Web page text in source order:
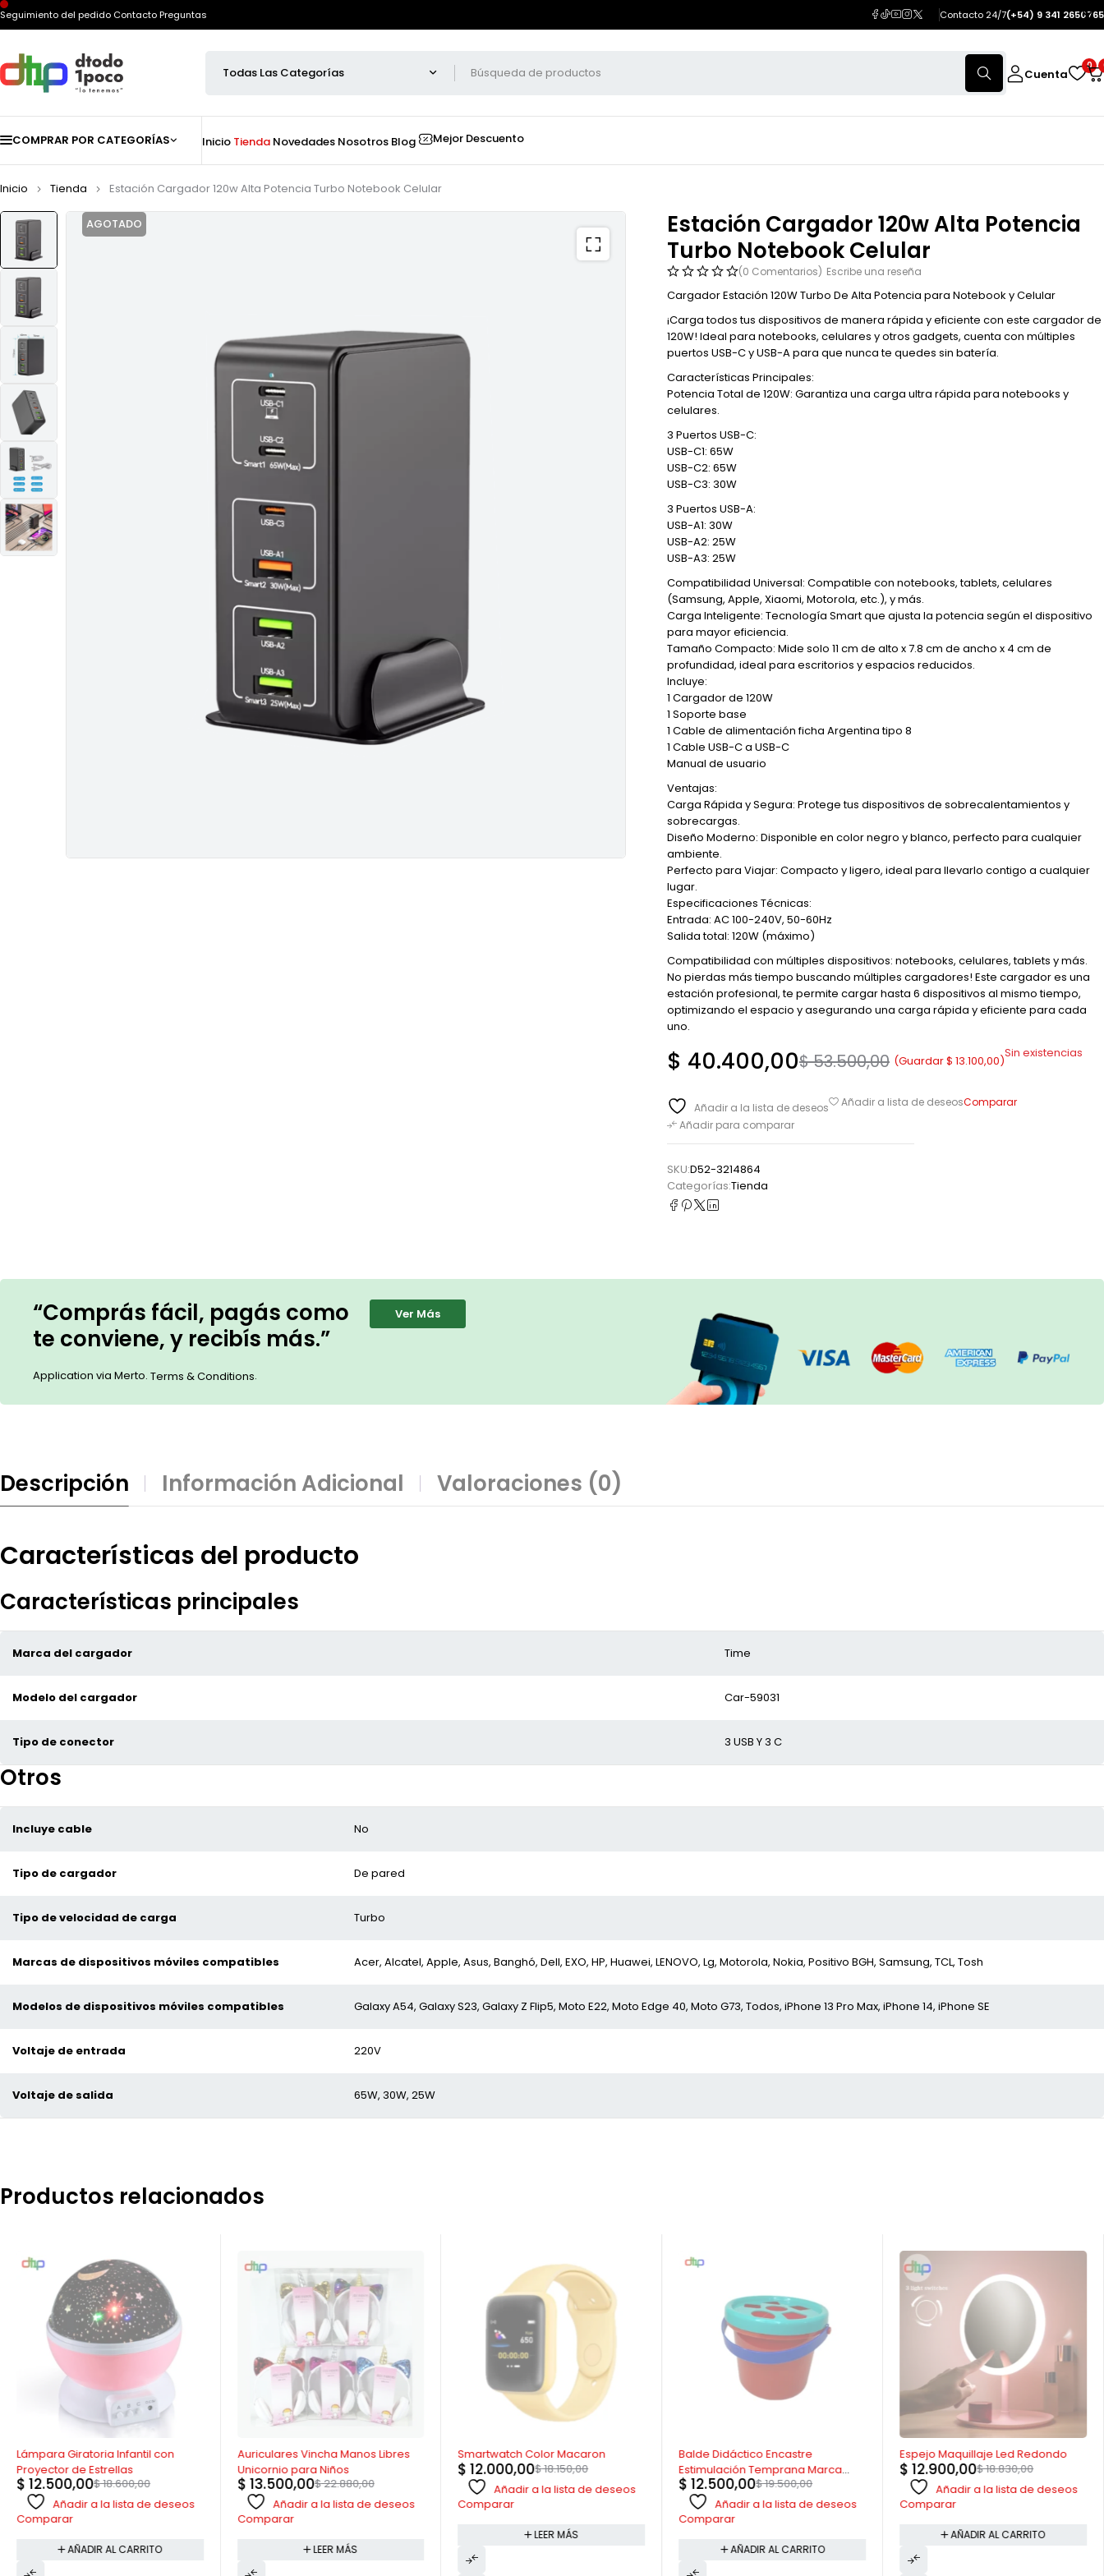
Seguimiento del pedido ContactoPreguntas Contacto 24/7(+54) 9 341 2650765
Cuenta
0
COMPRAR POR CATEGORÍAS Inicio Tienda Novedades Nosotros Blog Mejor Descuento
Inicio Tienda Estación Cargador 120w Alta Potencia Turbo Notebook Celular
AGOTADO
Estación Cargador 120w Alta Potencia
Turbo Notebook Celular
(0 Comentarios) Escribe una reseña
Cargador Estación 120W Turbo De Alta Potencia para Notebook y Celular
¡Carga todos tus dispositivos de manera rápida y eficiente con este cargador de
120W! Ideal para notebooks, celulares y otros gadgets, cuenta con múltiples
puertos USB-C y USB-A para que nunca te quedes sin batería.
Características Principales:
Potencia Total de 120W: Garantiza una carga ultra rápida para notebooks y
celulares.
3 Puertos USB-C:
USB-C1: 65W
USB-C2: 65W
USB-C3: 30W
3 Puertos USB-A:
USB-A1: 30W
USB-A2: 25W
USB-A3: 25W
Compatibilidad Universal: Compatible con notebooks, tablets, celulares
(Samsung, Apple, Xiaomi, Motorola, etc.), y más.
Carga Inteligente: Tecnología Smart que ajusta la potencia según el dispositivo
para mayor eficiencia.
Tamaño Compacto: Mide solo 11 cm de alto x 7.8 cm de ancho x 4 cm de
profundidad, ideal para escritorios y espacios reducidos.
Incluye:
1 Cargador de 120W
1 Soporte base
1 Cable de alimentación ficha Argentina tipo 8
1 Cable USB-C a USB-C
Manual de usuario
Ventajas:
Carga Rápida y Segura: Protege tus dispositivos de sobrecalentamientos y
sobrecargas.
Diseño Moderno: Disponible en color negro y blanco, perfecto para cualquier
ambiente.
Perfecto para Viajar: Compacto y ligero, ideal para llevarlo contigo a cualquier
lugar.
Especificaciones Técnicas:
Entrada: AC 100-240V, 50-60Hz
Salida total: 120W (máximo)
Compatibilidad con múltiples dispositivos: notebooks, celulares, tablets y más.
No pierdas más tiempo buscando múltiples cargadores! Este cargador es una
estación profesional, te permite cargar hasta 6 dispositivos al mismo tiempo,
optimizando el espacio y asegurando una carga rápida y eficiente para cada
uno.
$53.500,00
$ 40.400,00 (Guardar$ 13.100,00)
Sin existencias
Añadir a la lista de deseos Añadir a lista de deseosComparar
Añadir para comparar
SKU:D52-3214864
Categorías:Tienda
“Comprás fácil, pagás como
te conviene, y recibís más.”
Application via Merto. Terms & Conditions.
Ver Más
Descripción Información Adicional Valoraciones (0)
Características del producto
Características principales
Marca del cargador Time
Modelo del cargador Car-59031
Tipo de conector 3 USB Y 3 C
Otros
Incluye cable No
Tipo de cargador De pared
Tipo de velocidad de carga Turbo
Marcas de dispositivos móviles compatibles Acer, Alcatel, Apple, Asus, Banghó, Dell, EXO, HP, Huawei, LENOVO, Lg, Motorola, Nokia, Positivo BGH, Samsung, TCL, Tosh
Modelos de dispositivos móviles compatibles Galaxy A54, Galaxy S23, Galaxy Z Flip5, Moto E22, Moto Edge 40, Moto G73, Todos, iPhone 13 Pro Max, iPhone 14, iPhone SE
Voltaje de entrada 220V
Voltaje de salida 65W, 30W, 25W
Productos relacionados
-33%
Lámpara Giratoria Infantil con
Proyector de Estrellas
$18.600,00
$ 12.500,00
Añadir a la lista de deseos
Comparar
AÑADIR AL CARRITO
AGOTADO
Auriculares Vincha Manos Libres
Unicornio para Niños
$22.880,00
$ 13.500,00
Añadir a la lista de deseos
Comparar
LEER MÁS
AGOTADO
Smartwatch Color Macaron
$18.150,00
$ 12.000,00
Añadir a la lista de deseos
Comparar
LEER MÁS
-36%
Balde Didáctico Encastre
Estimulación Temprana Marca
Risa
$19.500,00
$ 12.500,00
Añadir a la lista de deseos
Comparar
AÑADIR AL CARRITO
-31%
Espejo Maquillaje Led Redondo
$18.830,00
$ 12.900,00
Añadir a la lista de deseos
Comparar
AÑADIR AL CARRITO